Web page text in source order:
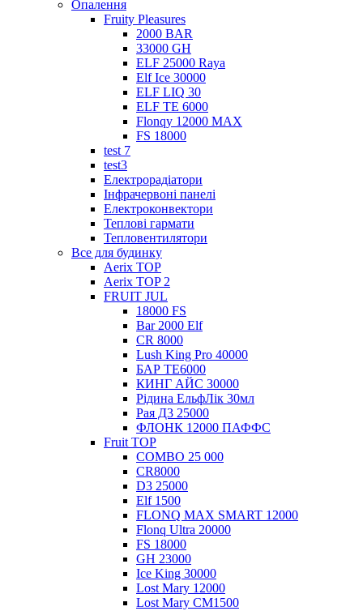
Опалення
Fruity Pleasures
2000 BAR
33000 GH
ELF 25000 Raya
Elf Ice 30000
ELF LIQ 30
ELF TE 6000
Flonqy 12000 MAX
FS 18000
test 7
test3
Електрорадіатори
Інфрачервоні панелі
Електроконвектори
Теплові гармати
Тепловентилятори
Все для будинку
Aerix TOP
Aerix TOP 2
FRUIT JUL
18000 FS
Bar 2000 Elf
CR 8000
Lush King Pro 40000
БАР ТЕ6000
КИНГ АЙС 30000
Рідина ЕльфЛік 30мл
Рая Д3 25000
ФЛОНК 12000 ПАФФС
Fruit TOP
COMBO 25 000
CR8000
D3 25000
Elf 1500
FLONQ MAX SMART 12000
Flonq Ultra 20000
FS 18000
GH 23000
Ice King 30000
Lost Mary 12000
Lost Mary CM1500